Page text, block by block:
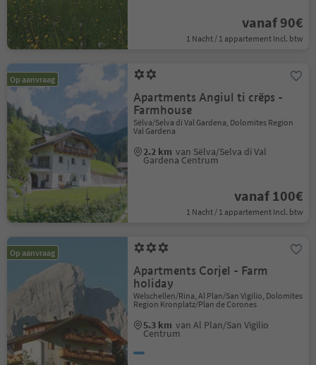
vanaf 90€
1 Nacht / 1 appartement Incl. btw
Op aanvraag
Apartments Angiul ti crëps -
Farmhouse
Sëlva/Selva di Val Gardena, Dolomites Region
Val Gardena
2.2 km van Sëlva/Selva di Val
Gardena Centrum
vanaf 100€
1 Nacht / 1 appartement Incl. btw
Op aanvraag
Apartments Corjel - Farm
holiday
Welschellen/Rina, Al Plan/San Vigilio, Dolomites
Region Kronplatz/Plan de Corones
5.3 km van Al Plan/San Vigilio
Centrum